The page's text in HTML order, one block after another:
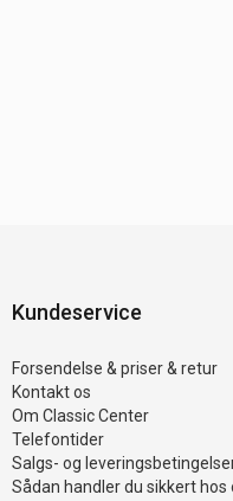
Kundeservice
Forsendelse & priser & retur
Kontakt os
Om Classic Center
Telefontider
Salgs- og
Sådan handler du sikkert hos